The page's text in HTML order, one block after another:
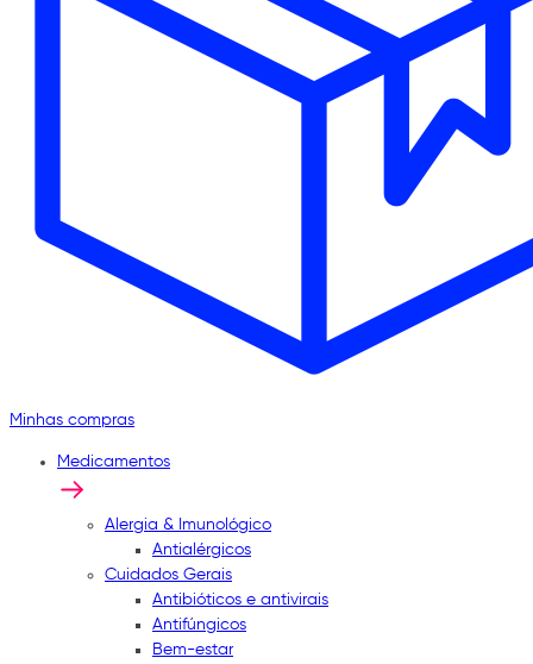
Minhas compras
Medicamentos
Alergia & Imunológico
Antialérgicos
Cuidados Gerais
Antibióticos e antivirais
Antifúngicos
Bem-estar